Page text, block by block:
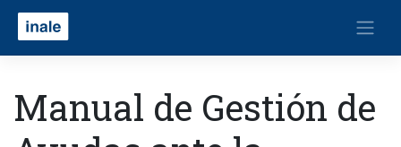
Manual de Gestión de